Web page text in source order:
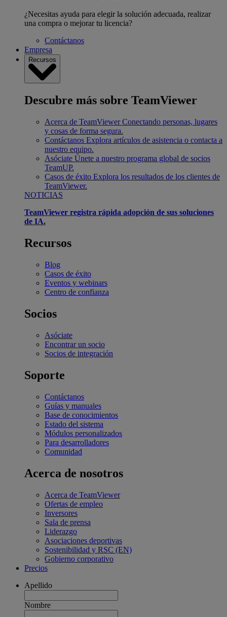
¿Necesitas ayuda para elegir la solución adecuada, realizar
una compra o mejorar tu licencia?
Contáctanos
Empresa
Recursos
Descubre más sobre TeamViewer
Acerca de TeamViewer Conectando personas, lugares
y cosas de forma segura.
Contáctanos Explora artículos de asistencia o contacta a
nuestro equipo.
Asóciate Únete a nuestro programa global de socios
TeamUP.
Casos de éxito Explora los resultados de los clientes de
TeamViewer.
NOTICIAS
TeamViewer registra rápida adopción de sus soluciones
de IA.
Recursos
Blog
Casos de éxito
Eventos y webinars
Centro de confianza
Socios
Asóciate
Encontrar un socio
Socios de integración
Soporte
Contáctanos
Guías y manuales
Base de conocimientos
Estado del sistema
Módulos personalizados
Para desarrolladores
Comunidad
Acerca de nosotros
Acerca de TeamViewer
Ofertas de empleo
Inversores
Sala de prensa
Liderazgo
Asociaciones deportivas
Sostenibilidad y RSC (EN)
Gobierno corporativo
Precios
Apellido
Nombre